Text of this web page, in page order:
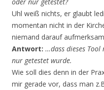
Uhl weiß nichts, er glaubt
momentan nicht in der
niemand darauf
Antwort: …dass dieses Tool
nur getestet wurde.
Wie soll dies denn in der
mir gerade vor, dass man